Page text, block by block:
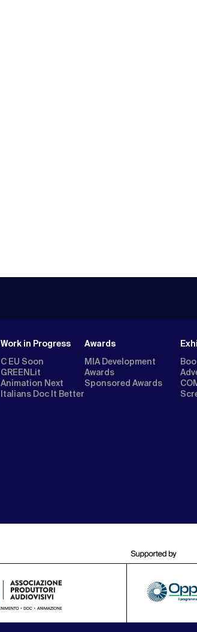
Work in Progress
C EU Soon
GREENLit
Animation Next
Italians Doc It Better
Awards
MIA Development
Awards
Sponsored Awards